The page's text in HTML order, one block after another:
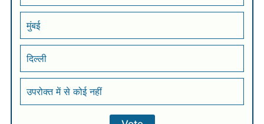
मुंबई
दिल्ली
उपरोक्त में से कोई नहीं